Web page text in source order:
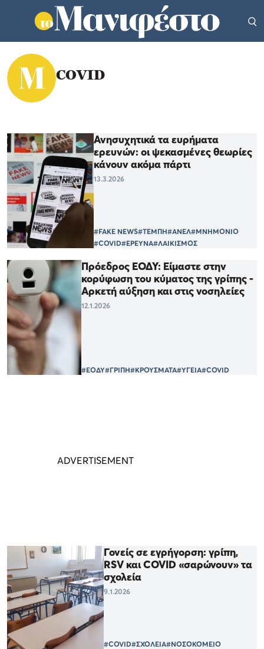
COVID
Ανησυχητικά τα ευρήματα
ερευνών: οι ψεκασμένες θεωρίες
κάνουν ακόμα πάρτι
13.3.2026
#FAKE NEWS#ΤΕΜΠΗ#ΑΝΕΛ#ΜΝΗΜΟΝΙΟ
#COVID#ΕΡΕΥΝΑ#ΛΑΙΚΙΣΜΟΣ
Πρόεδρος ΕΟΔΥ: Είμαστε στην
κορύφωση του κύματος της γρίπης -
Αρκετή αύξηση και στις νοσηλείες
12.1.2026
#ΕΟΔΥ#ΓΡΙΠΗ#ΚΡΟΥΣΜΑΤΑ#ΥΓΕΙΑ#COVID
Γονείς σε εγρήγορση: γρίπη,
RSV και COVID «σαρώνουν» τα
σχολεία
9.1.2026
#COVID#ΣΧΟΛΕΙΑ#ΝΟΣΟΚΟΜΕΙΟ